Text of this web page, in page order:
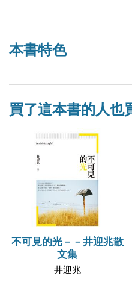
本書特色
買了這本書的人也
不可見的光－－井迎兆散
文集
井迎兆